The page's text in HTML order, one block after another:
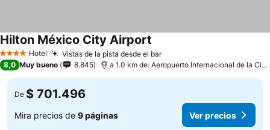
4 EstrellasHotel Vistas de la pista desde el bar
Hilton México City Airport
8,0 Muy bueno 8.845 a 1.0 km de: Aeropuerto Internacional de la Ciudad de México
De $ 701.496
Mira precios de 9 páginas Ver precios